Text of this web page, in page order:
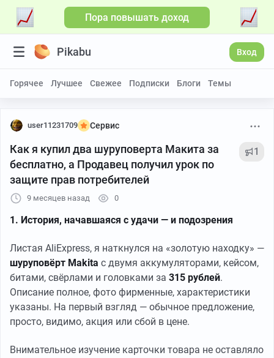
Пора повышать доход
Pikabu Вход
Горячее Лучшее Свежее Подписки Блоги Темы
user11231709 Сервис
Как я купил два шуруповерта Макита за
бесплатно, а Продавец получил урок по
защите прав потребителей
1
9 месяцев назад 0
1. История, начавшаяся с удачи — и подозрения
Листая AliExpress, я наткнулся на «золотую находку» —
шуруповёрт Makita с двумя аккумуляторами, кейсом,
битами, свёрлами и головками за 315 рублей.
Описание полное, фото фирменные, характеристики
указаны. На первый взгляд — обычное предложение,
просто, видимо, акция или сбой в цене.
Внимательное изучение карточки товара не оставляло